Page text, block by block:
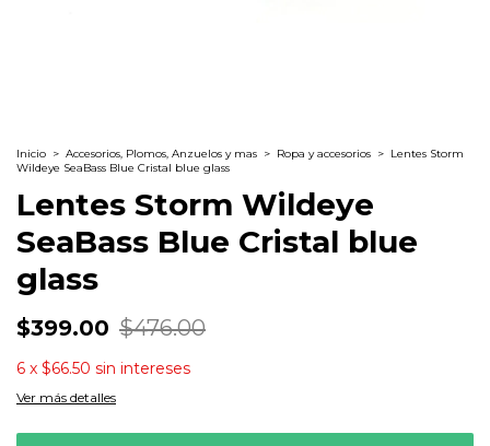
Inicio > Accesorios, Plomos, Anzuelos y mas > Ropa y accesorios > Lentes Storm
Wildeye SeaBass Blue Cristal blue glass
Lentes Storm Wildeye
SeaBass Blue Cristal blue
glass
$399.00 $476.00
6 x $66.50 sin intereses
Ver más detalles